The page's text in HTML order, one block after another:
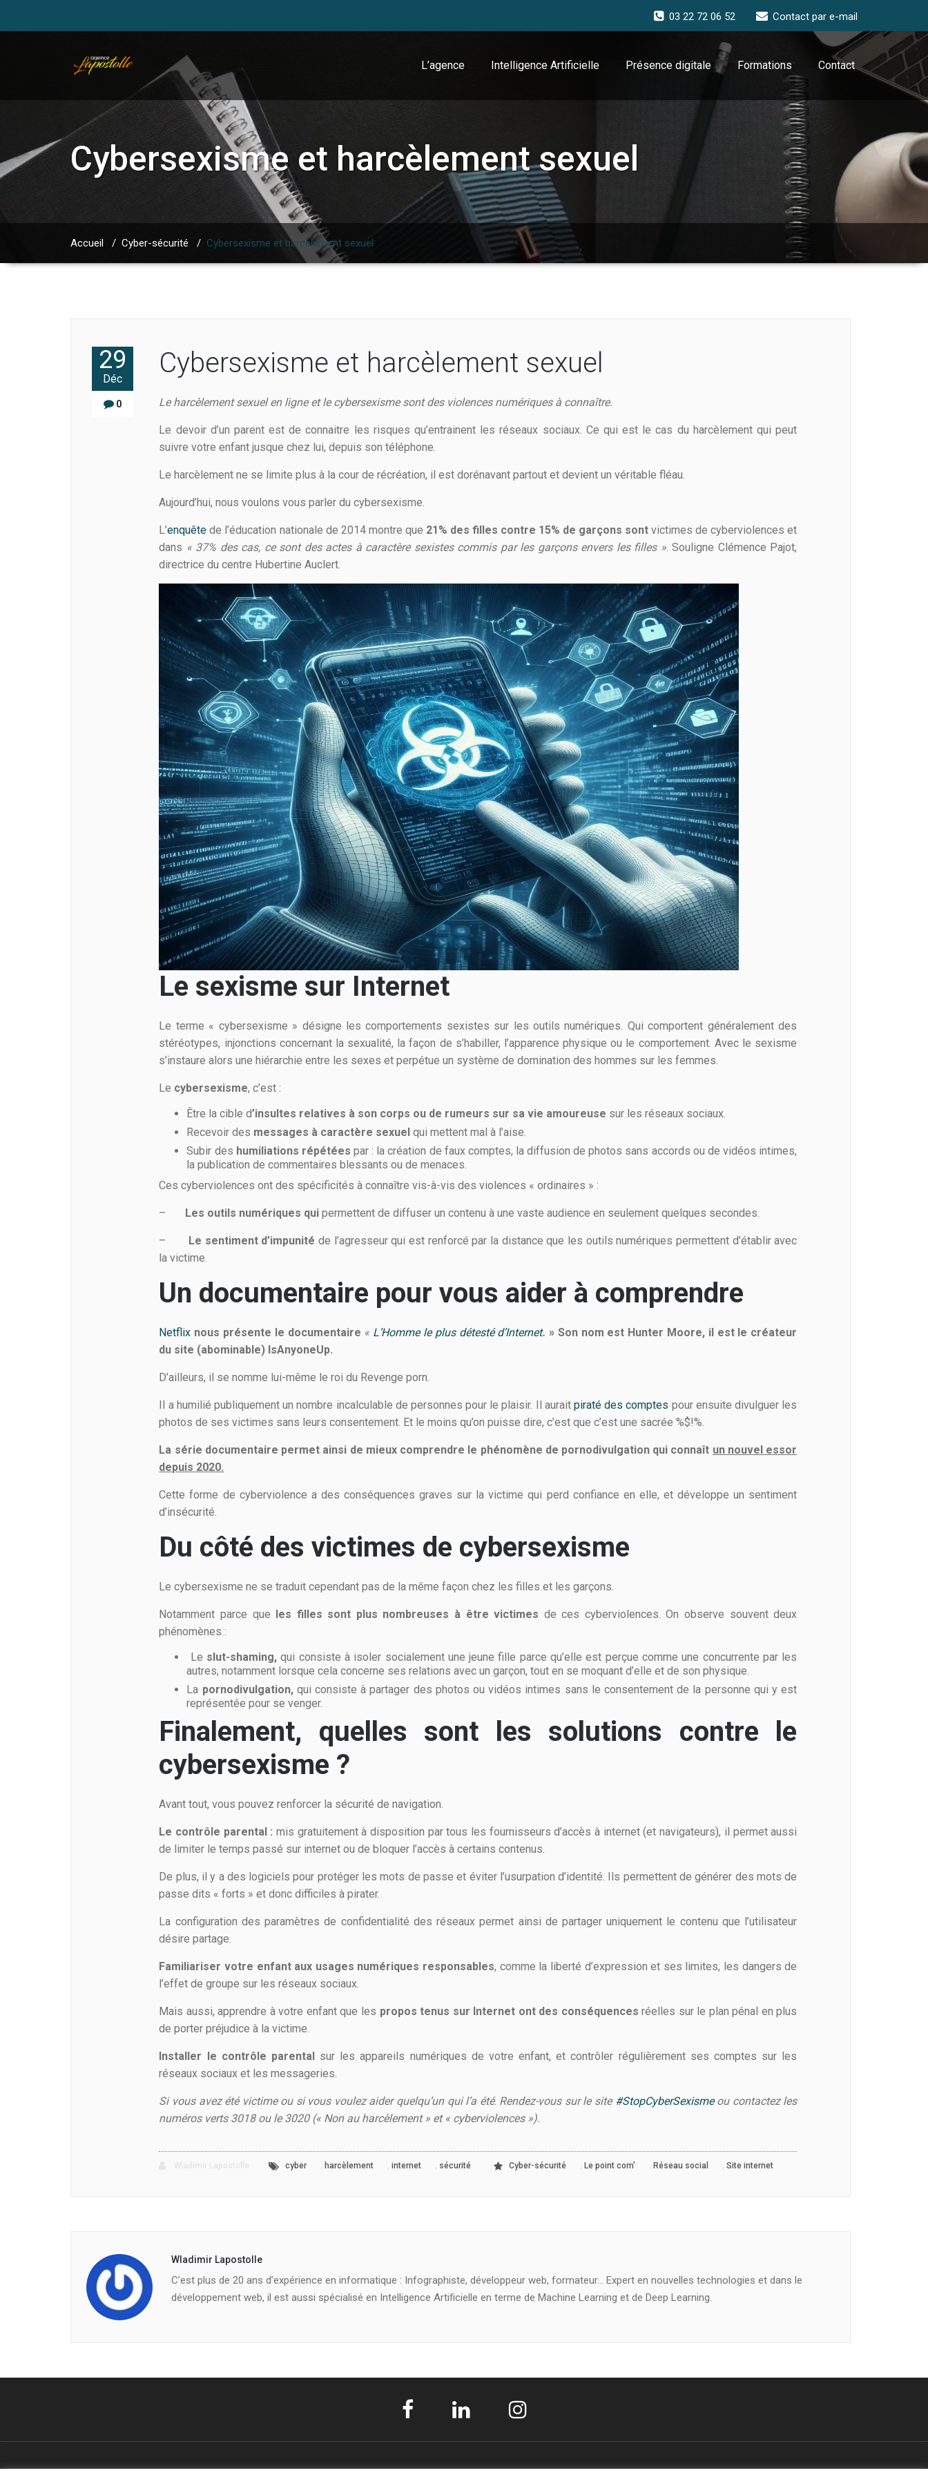
03 22 72 06 52 Contact par e-mail
L’agence Intelligence Artificielle Présence digitale Formations Contact
Cybersexisme et harcèlement sexuel
Accueil / Cyber-sécurité / Cybersexisme et harcèlement sexuel
29
Déc
0
Cybersexisme et harcèlement sexuel
Le harcèlement sexuel en ligne et le cybersexisme sont des violences numériques à connaître.
Le devoir d’un parent est de connaitre les risques qu’entrainent les réseaux sociaux. Ce qui est le cas du harcèlement qui peut
suivre votre enfant jusque chez lui, depuis son téléphone.
Le harcèlement ne se limite plus à la cour de récréation, il est dorénavant partout et devient un véritable fléau.
Aujourd’hui, nous voulons vous parler du cybersexisme.
L’enquête de l’éducation nationale de 2014 montre que 21% des filles contre 15% de garçons sont victimes de cyberviolences et
dans « 37% des cas, ce sont des actes à caractère sexistes commis par les garçons envers les filles ». Souligne Clémence Pajot,
directrice du centre Hubertine Auclert.
Le sexisme sur Internet
Le terme « cybersexisme » désigne les comportements sexistes sur les outils numériques. Qui comportent généralement des
stéréotypes, injonctions concernant la sexualité, la façon de s’habiller, l’apparence physique ou le comportement. Avec le sexisme
s’instaure alors une hiérarchie entre les sexes et perpétue un système de domination des hommes sur les femmes.
Le cybersexisme, c’est :
Être la cible d’insultes relatives à son corps ou de rumeurs sur sa vie amoureuse sur les réseaux sociaux.
Recevoir des messages à caractère sexuelqui mettent mal à l’aise.
Subir des humiliations répétées par : la création de faux comptes, la diffusion de photos sans accords ou de vidéos intimes,
la publication de commentaires blessants ou de menaces.
Ces cyberviolences ont des spécificités à connaître vis-à-vis des violences « ordinaires » :
– Les outils numériques quipermettent de diffuser un contenu à une vaste audience en seulement quelques secondes.
– Le sentiment d’impunité de l’agresseur qui est renforcé par la distance que les outils numériques permettent d’établir avec
la victime.
Un documentaire pour vous aider à comprendre
Netflix nous présente le documentaire « L’Homme le plus détesté d’Internet. » Son nom est Hunter Moore, il est le créateur
du site (abominable) IsAnyoneUp.
D’ailleurs, il se nomme lui-même le roi du Revenge porn.
Il a humilié publiquement un nombre incalculable de personnes pour le plaisir. Il auraitpiraté descomptes pour ensuite divulguer les
photos de ses victimes sans leurs consentement. Et le moins qu’on puisse dire, c’est que c’est une sacrée %$!%.
La série documentaire permet ainsi de mieux comprendre le phénomène de pornodivulgation qui connaît un nouvel essor
depuis 2020.
Cette forme de cyberviolence a des conséquences graves sur la victime qui perd confiance en elle, et développe un sentiment
d’insécurité.
Du côté des victimes de cybersexisme
Le cybersexisme ne se traduit cependant pas de la même façon chez les filles et les garçons.
Notamment parce que les filles sont plus nombreuses à être victimes de ces cyberviolences. On observe souvent deux
phénomènes :
Le slut-shaming, qui consiste à isoler socialement une jeune fille parce qu’elle est perçue comme une concurrente par les
autres, notamment lorsque cela concerne ses relations avec un garçon, tout en se moquant d’elle et de son physique.
La pornodivulgation,qui consiste à partager des photos ou vidéos intimes sans le consentement de la personne qui y est
représentée pour se venger.
Finalement, quelles sont les solutions contre le
cybersexisme ?
Avant tout, vous pouvez renforcer la sécurité de navigation.
Le contrôle parental :mis gratuitement à disposition par tous les fournisseurs d’accès à internet (et navigateurs), il permet aussi
de limiter le temps passé sur internet ou de bloquer l’accès à certains contenus.
De plus, il y a des logiciels pour protéger les mots de passe et éviter l’usurpation d’identité. Ils permettent de générer des mots de
passe dits « forts » et donc difficiles à pirater.
La configuration des paramètres de confidentialité des réseaux permet ainsi de partager uniquement le contenu que l’utilisateur
désire partage.
Familiariser votre enfant aux usages numériques responsables, comme la liberté d’expression et ses limites, les dangers de
l’effet de groupe sur les réseaux sociaux.
Mais aussi, apprendre à votre enfant que les propos tenus sur Internet ont des conséquences réelles sur le plan pénal en plus
de porter préjudice à la victime.
Installer le contrôle parental sur les appareils numériques de votre enfant, et contrôler régulièrement ses comptes sur les
réseaux sociaux et les messageries.
Si vous avez été victime ou si vous voulez aider quelqu’un qui l’a été. Rendez-vous sur le site #StopCyberSexismeou contactez les
numéros verts 3018 ou le 3020 (« Non au harcèlement » et « cyberviolences »).
cyber ,harcèlement ,internet sécurité Cyber-sécurité ,Le point com' ,Réseau social ,Site internet
Wladimir Lapostolle
C’est plus de 20 ans d’expérience en informatique : Infographiste, développeur web, formateur… Expert en nouvelles technologies et dans le
développement web, il est aussi spécialisé en Intelligence Artificielle en terme de Machine Learning et de Deep Learning.